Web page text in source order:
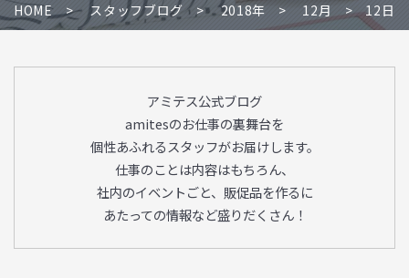
HOME スタッフブログ 2018年 12月 12日
アミテス公式ブログ
amitesのお仕事の裏舞台を
個性あふれるスタッフがお届けします。
仕事のことは内容はもちろん、
社内のイベントごと、販促品を作るに
あたっての情報など盛りだくさん！